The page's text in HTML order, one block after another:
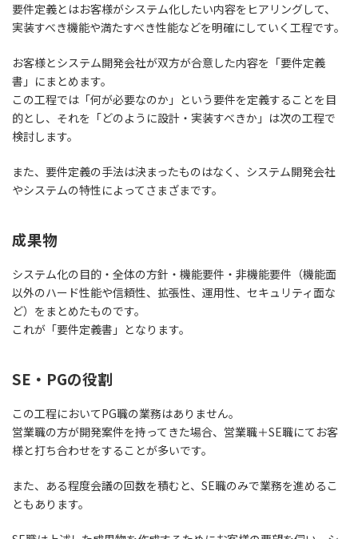
要件定義とはお客様がシステム化したい内容をヒアリングして、
実装すべき機能や満たすべき性能などを明確にしていく工程です。
お客様とシステム開発会社が双方が合意した内容を 「要件定義
書」 にまとめます。
この工程では「何が必要なのか」という要件を定義することを目
的とし、それを「どのように設計・実装すべきか」は次の工程で
検討します。
また、要件定義の手法は決まったものはなく、システム開発会社
やシステムの特性によってさまざまです。
成果物
システム化の目的・全体の方針・機能要件・非機能要件（機能面
以外のハード性能や信頼性、拡張性、運用性、セキュリティ面な
ど）をまとめたものです。
これが「要件定義書」となります。
SE・PGの役割
この工程においてPG職の業務はありません。
営業職の方が開発案件を持ってきた場合、営業職＋SE職にてお客
様と打ち合わせをすることが多いです。
また、ある程度会議の回数を積むと、SE職のみで業務を進めるこ
ともあります。